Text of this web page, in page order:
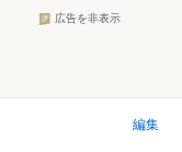
広告を非表示
編集